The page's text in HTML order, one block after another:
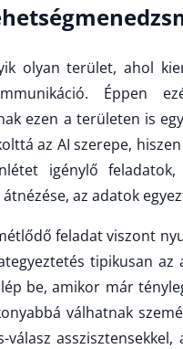
olyan terület, ahol
Éppen
ezen a területen is
az AI szerepe,
igénylő
az adatok
feladat viszont
tipikusan
be, amikor már
válhatnak
válasz